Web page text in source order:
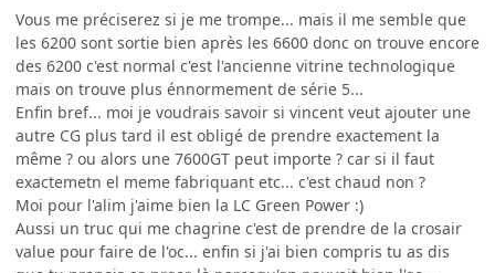
Vous me préciserez si je me trompe... mais il me semble que
les 6200 sont sortie bien après les 6600 donc on trouve encore
des 6200 c'est normal c'est l'ancienne vitrine technologique
mais on trouve plus énnormement de série 5...
Enfin bref... moi je voudrais savoir si vincent veut ajouter une
autre CG plus tard il est obligé de prendre exactement la
même ? ou alors une 7600GT peut importe ? car si il faut
exactemetn el meme fabriquant etc... c'est chaud non ?
Moi pour l'alim j'aime bien la LC Green Power :)
Aussi un truc qui me chagrine c'est de prendre de la crosair
value pour faire de l'oc... enfin si j'ai bien compris tu as dis